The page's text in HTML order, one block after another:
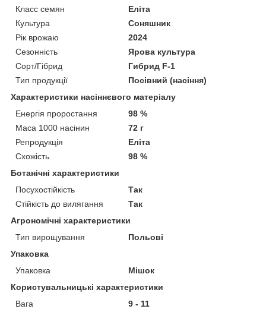
Класс семян
Еліта
Культура
Соняшник
Рік врожаю
2024
Сезонність
Ярова культура
Сорт/Гібрид
Гибрид F-1
Тип продукції
Посівний (насіння)
Характеристики насіннєвого матеріалу
Енергія проростання
98 %
Маса 1000 насінин
72 г
Репродукція
Еліта
Схожість
98 %
Ботанічні характеристики
Посухостійкість
Так
Стійкість до вилягання
Так
Агрономічні характеристики
Тип вирощування
Польові
Упаковка
Упаковка
Мішок
Користувальницькі характеристики
Вага
9 - 11